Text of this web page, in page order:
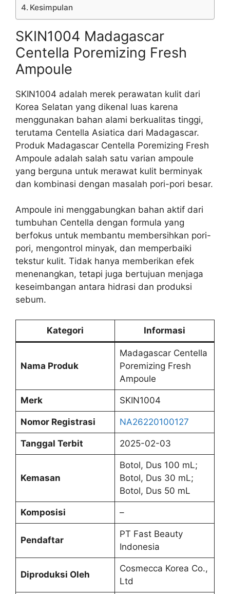
Kesimpulan
SKIN1004 Madagascar
Centella Poremizing Fresh
Ampoule
SKIN1004 adalah merek perawatan kulit dari
Korea Selatan yang dikenal luas karena
menggunakan bahan alami berkualitas tinggi,
terutama Centella Asiatica dari Madagascar.
Produk Madagascar Centella Poremizing Fresh
Ampoule adalah salah satu varian ampoule
yang berguna untuk merawat kulit berminyak
dan kombinasi dengan masalah pori-pori besar.
Ampoule ini menggabungkan bahan aktif dari
tumbuhan Centella dengan formula yang
berfokus untuk membantu membersihkan pori-
pori, mengontrol minyak, dan memperbaiki
tekstur kulit. Tidak hanya memberikan efek
menenangkan, tetapi juga bertujuan menjaga
keseimbangan antara hidrasi dan produksi
sebum.
Kategori Informasi
Nama Produk
Madagascar Centella
Poremizing Fresh
Ampoule
Merk SKIN1004
Nomor Registrasi NA26220100127
Tanggal Terbit 2025-02-03
Kemasan
Botol, Dus 100 mL;
Botol, Dus 30 mL;
Botol, Dus 50 mL
Komposisi –
Pendaftar
PT Fast Beauty
Indonesia
Diproduksi Oleh
Cosmecca Korea Co.,
Ltd